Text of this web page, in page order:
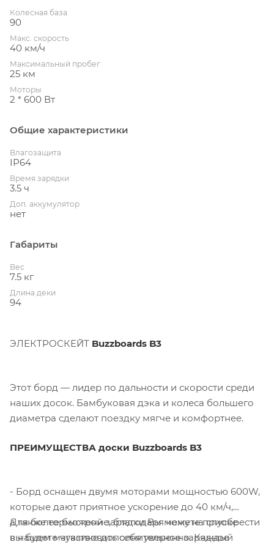
Колесная база
90
Макс. скорость
40 км/ч
Максимальный пробег
25 км
Моторы
2 * 600 Вт
Общие характеристики
Влагозащита
IP64
Время зарядки
3.5 ч
Доп. аккумулятор
нет
Габариты
Вес
7.5 кг
Длина деки
94
ЭЛЕКТРОСКЕЙТ Buzzboards B3
Этот борд — лидер по дальности и скорости среди
наших досок. Бамбуковая дэка и колеса большего
диаметра сделают поездку мягче и комфортнее.
ПРЕИМУЩЕСТВА доски Buzzboards B3
- Борд оснащен двумя моторами мощностью 600W,
которые дают приятное ускорение до 40 км/ч,
а также торможение, благодаря чему на спуске
вы будете чувствовать себя уверенно. Каждый
Для более быстрой зарядки Вы можете приобрести
в нашем магазине дополнительное зарядное